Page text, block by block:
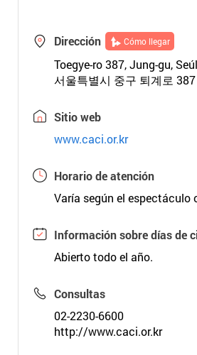
Dirección Cómo llegar
Toegye-ro 387, Jung-gu, Seúl
서울특별시 중구 퇴계로
Sitio web
www.caci.or.kr
Horario de atención
Varía según el espectáculo
Información sobre días de
Abierto todo el año.
Consultas
02-2230-6600
http://www.caci.or.kr